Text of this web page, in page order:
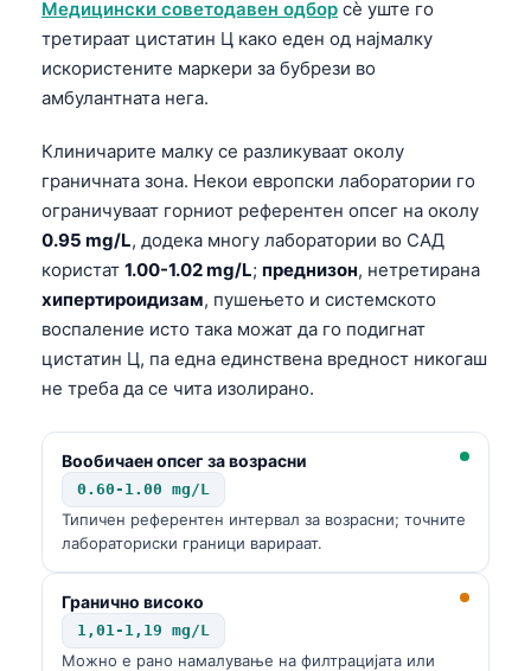
Медицински советодавен одбор сè уште го
третираат цистатин Ц како еден од најмалку
искористените маркери за бубрези во
амбулантната нега.
Клиничарите малку се разликуваат околу
граничната зона. Некои европски лаборатории го
ограничуваат горниот референтен опсег на околу
0.95 mg/L, додека многу лаборатории во САД
користат 1.00-1.02 mg/L; преднизон, нетретирана
хипертироидизам, пушењето и системското
воспаление исто така можат да го подигнат
цистатин Ц, па една единствена вредност никогаш
не треба да се чита изолирано.
Вообичаен опсег за возрасни
0.60-1.00 mg/L
Типичен референтен интервал за возрасни; точните
лабораториски граници варираат.
Гранично високо
1,01-1,19 mg/L
Можно е рано намалување на филтрацијата или